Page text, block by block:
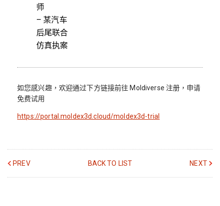
师
– 某汽车
后尾联合
仿真执案
如您感兴趣，欢迎通过下方链接前往 Moldiverse 注册，申请
免费试用
https://portal.moldex3d.cloud/moldex3d-trial
PREV BACK TO LIST NEXT